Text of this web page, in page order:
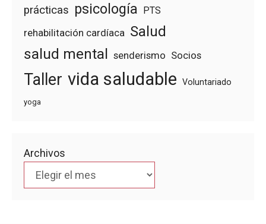
prácticas psicología PTS
rehabilitación cardíaca Salud
salud mental senderismo Socios
Taller vida saludable Voluntariado
yoga
Archivos